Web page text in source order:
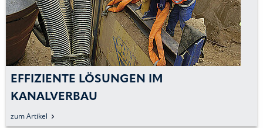
EFFIZIENTE LÖSUNGEN IM
KANALVERBAU
zum Artikel